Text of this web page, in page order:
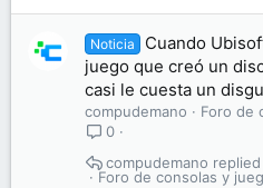
Noticia
Cuando
juego que creó un
casi le cuesta un
compudemano
Foro de
0
Foro de consolas y
compudemano